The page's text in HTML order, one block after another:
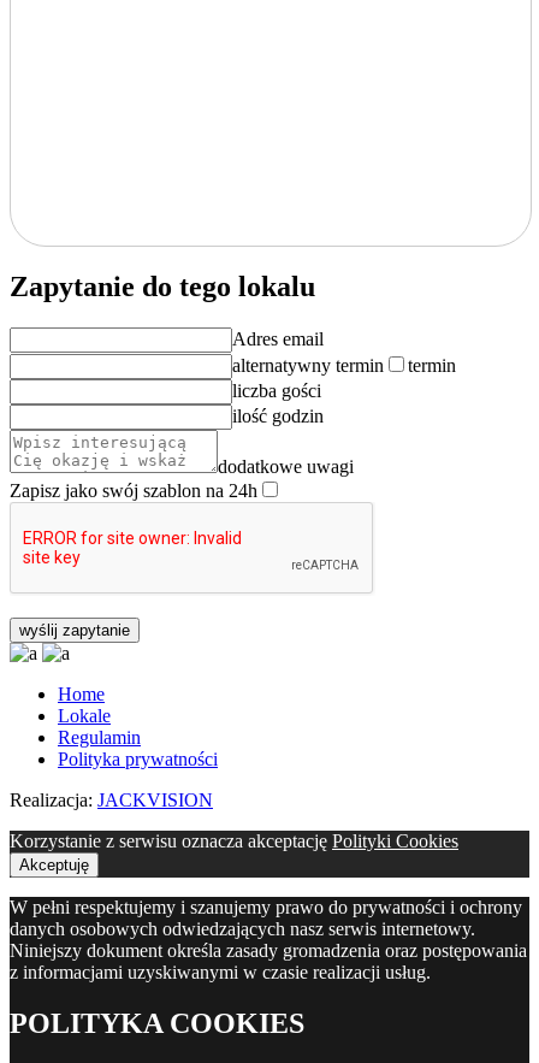
Zapytanie do tego lokalu
Adres email
alternatywny termin
termin
liczba gości
ilość godzin
dodatkowe uwagi
Zapisz jako swój szablon na 24h
Home
Lokale
Regulamin
Polityka prywatności
Realizacja: JACKVISION
Korzystanie z serwisu oznacza akceptację Polityki Cookies
Akceptuję
W pełni respektujemy i szanujemy prawo do prywatności i ochrony
danych osobowych odwiedzających nasz serwis internetowy.
Niniejszy dokument określa zasady gromadzenia oraz postępowania
z informacjami uzyskiwanymi w czasie realizacji usług.
POLITYKA COOKIES